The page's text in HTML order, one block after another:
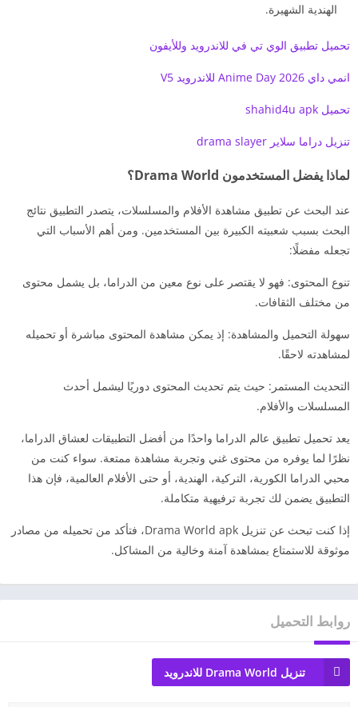
الهندية الشهيرة.
تحميل تطبيق الوي تي في للاندرويد وللأيفون
انمي داي Anime Day 2026 للاندرويد V5
تحميل shahid4u apk
تنزيل دراما سلاير drama slayer
لماذا يفضل المستخدمون Drama World؟
عند البحث عن تطبيق مشاهدة الأفلام والمسلسلات، يتصدر التطبيق نتائج
البحث بسبب شعبيته الكبيرة بين المستخدمين. ومن أهم الأسباب التي
تجعله مفضلًا:
تنوع المحتوى: فهو لا يقتصر على نوع معين من الدراما، بل يشمل محتوى
من مختلف الثقافات.
سهولة التحميل والمشاهدة: إذ يمكن مشاهدة المحتوى مباشرة أو تحميله
لمشاهدته لاحقًا.
التحديث المستمر: حيث يتم تحديث المحتوى دوريًا ليشمل أحدث
المسلسلات والأفلام.
يعد تحميل تطبيق عالم الدراما واحدًا من أفضل التطبيقات لعشاق الدراما،
نظرًا لما يوفره من محتوى غني وتجربة مشاهدة ممتعة. سواء كنت من
محبي الدراما الكورية، التركية، الهندية، أو حتى الأفلام العالمية، فإن هذا
التطبيق يضمن لك تجربة ترفيهية متكاملة.
إذا كنت تبحث عن تنزيل Drama World apk، فتأكد من تحميله من مصادر
موثوقة للاستمتاع بمشاهدة آمنة وخالية من المشاكل.
روابط التحميل
تنزيل Drama World للاندرويد